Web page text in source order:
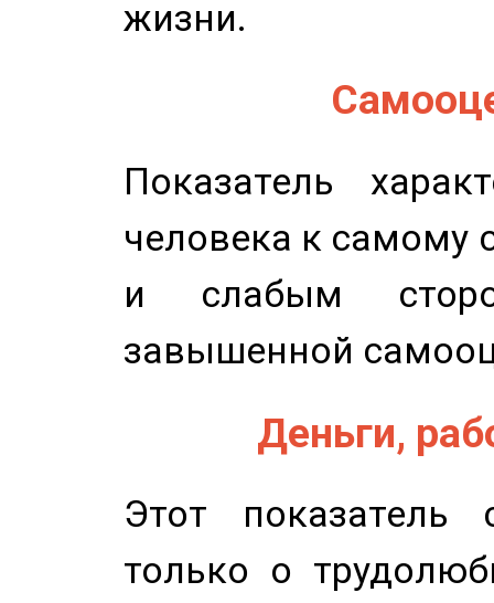
жизни.
Показатель
человека к самому
и слабым
завышенной
Деньги,
Этот показатель
только о